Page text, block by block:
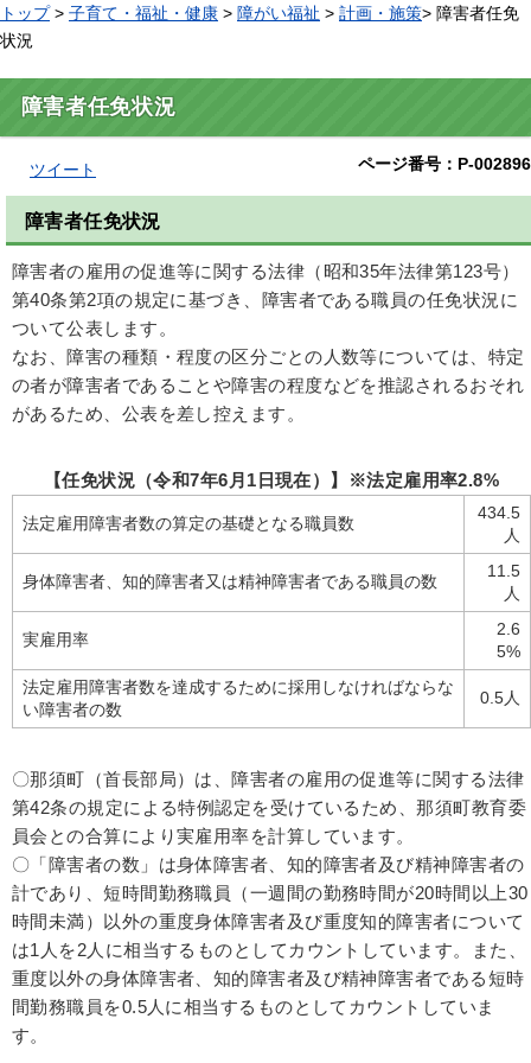
トップ> 子育て・福祉・健康 > 障がい福祉 > 計画・施策> 障害者任免
状況
障害者任免状況
ページ番号：P-002896
ツイート
障害者任免状況
障害者の雇用の促進等に関する法律（昭和35年法律第123号）
第40条第2項の規定に基づき、障害者である職員の任免状況に
ついて公表します。
なお、障害の種類・程度の区分ごとの人数等については、特定
の者が障害者であることや障害の程度などを推認されるおそれ
があるため、公表を差し控えます。
【任免状況（令和7年6月1日現在）】※法定雇用率2.8%
法定雇用障害者数の算定の基礎となる職員数
434.5
人
身体障害者、知的障害者又は精神障害者である職員の数
11.5
人
実雇用率
2.6
5%
法定雇用障害者数を達成するために採用しなければならな
い障害者の数
0.5人
〇那須町（首長部局）は、障害者の雇用の促進等に関する法律
第42条の規定による特例認定を受けているため、那須町教育委
員会との合算により実雇用率を計算しています。
〇「障害者の数」は身体障害者、知的障害者及び精神障害者の
計であり、短時間勤務職員（一週間の勤務時間が20時間以上30
時間未満）以外の重度身体障害者及び重度知的障害者について
は1人を2人に相当するものとしてカウントしています。また、
重度以外の身体障害者、知的障害者及び精神障害者である短時
間勤務職員を0.5人に相当するものとしてカウントしていま
す。